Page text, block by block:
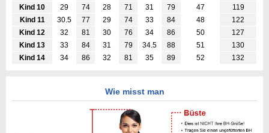
Kind 10
29 74 28 71 31 79 47
119
Kind 11
30.5 77 29 74 33 84 48
122
Kind 12
32 81 30 76 34 86 50
127
Kind 13
33 84 31 79 34.5 88 51
130
Kind 14
34 86 32 81 35 89 52 132
Wie misst man